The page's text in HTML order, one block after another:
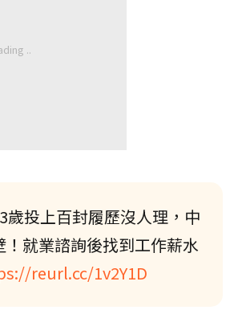
歲投上百封履歷沒人理，中
！就業諮詢後找到工作薪水
reurl.cc/1v2Y1D